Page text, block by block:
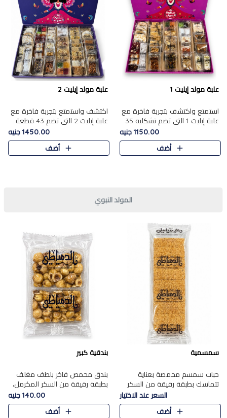
علبة مولد إيليت 1
استمتع واكتشف بتجربة فاخرة مع
علبة إيليت 1 التي تضم تشكليه 35
قطعة من أرقى حلويات المولد
المصري الأصيلة ,معروضة بشكل
جميل في علبة أنيقة ، في..
1150.00 جنيه
أضف
علبة مولد إيليت 2
اكتشف واستمتع بتجربة فاخرة مع
علبة إيليت 2 التي تضم 43 قطعة
تشكيلة من أرقى حلويات المولد
الشرقية المصرية الأصيلة ,معروضة
بشكل جميل في علبة أ..
1450.00 جنيه
أضف
المولد النبوي
سمسمية
حبات سمسم محمصة بعناية
تتماسك بطبقة رقيقة من السكر
المكرمل، لتقدم طعم السمسم
المميز وقرمشتة التي ارتبطت ببهجة
المولد عبر الأجيال.
السعر عند الاختيار
أضف
بندقية كبير
بندق محمص فاخر بلطف مغلف
بطبقة رقيقة من السكر المكرمل،
يجمع بين النكهة الغنية ناتي
والقرمشة الراقية المرضية في
حلوى شرقية أنيقه بطابع مميز.
140.00 جنيه
أضف